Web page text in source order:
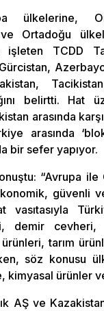
ülkelerine,
Ortadoğu
TCDD
belirtti. Hat
arasında
arasında
bir sefer yapıyor.
“Avrupa
güvenli
demir cevheri,
tarım
söz konusu
ürünler
AŞ ve